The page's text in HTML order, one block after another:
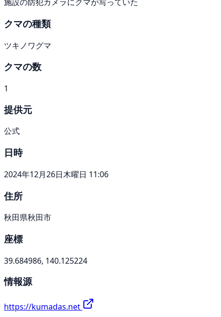
クマの種類
ツキノワグマ
クマの数
1
提供元
公式
日時
2024年12月26日木曜日 11:06
住所
秋田県秋田市
座標
39.684986, 140.125224
情報源
https://kumadas.net